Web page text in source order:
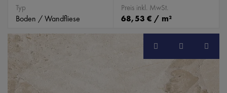
Typ
Boden / Wandfliese
Preis inkl. MwSt.
68,53 € / m²